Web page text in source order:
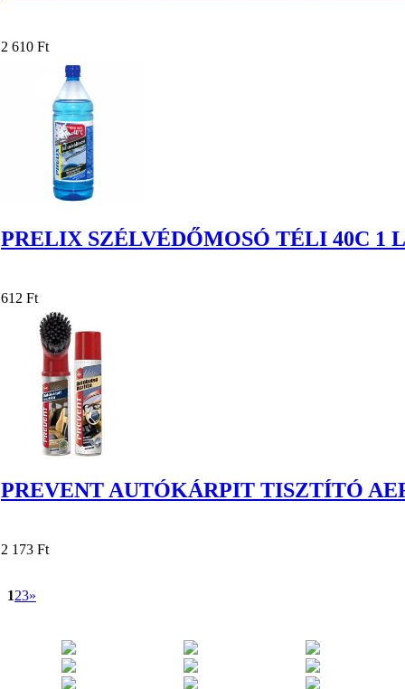
2 610 Ft
PRELIX SZÉLVÉDŐMOSÓ TÉLI 40C 1 L
612 Ft
PREVENT AUTÓKÁRPIT TISZTÍTÓ
2 173 Ft
123»